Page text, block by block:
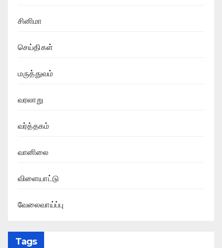
சினிமா
செய்திகள்
மருத்துவம்
வரலாறு
வர்த்தகம்
வானிலை
விளையாட்டு
வேலைவாய்ப்பு
Tags